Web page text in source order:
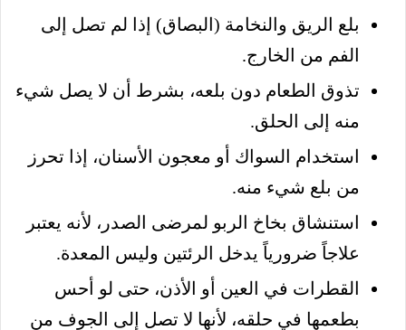
بلع الريق والنخامة (البصاق) إذا لم تصل إلى
الفم من الخارج.
تذوق الطعام دون بلعه، بشرط أن لا يصل شيء
منه إلى الحلق.
استخدام السواك أو معجون الأسنان، إذا تحرز
من بلع شيء منه.
استنشاق بخاخ الربو لمرضى الصدر، لأنه يعتبر
علاجاً ضرورياً يدخل الرئتين وليس المعدة.
القطرات في العين أو الأذن، حتى لو أحس
بطعمها في حلقه، لأنها لا تصل إلى الجوف من